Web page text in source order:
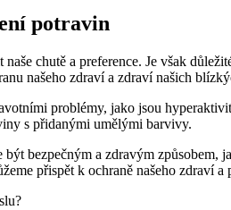
potravin
chutě a preference. Je však
našeho zdraví a zdraví našich
problémy, jako jsou
s přidanými umělými barvivy.
bezpečným a zdravým způsobem,
přispět k ochraně našeho zdraví